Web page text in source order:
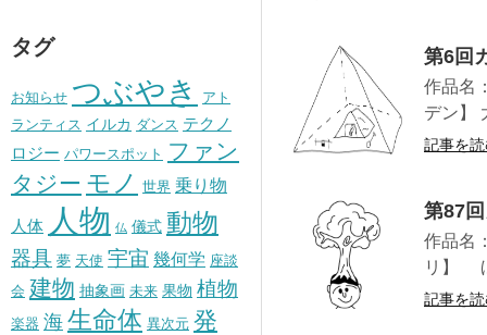
タグ
お知らせ つぶやき
アト
ランティス イルカ ダンス テクノ
ロジー パワースポット ファン
タジー モノ 世界 乗り物
人体 人物 仏 儀式 動物
器具 夢 天使 宇宙 幾何学 座談
会 建物 抽象画 未来 果物 植物
楽器 海 生命体 異次元 発
第6回
作品名
デン】
記事を
第87
作品名
リ】
記事を